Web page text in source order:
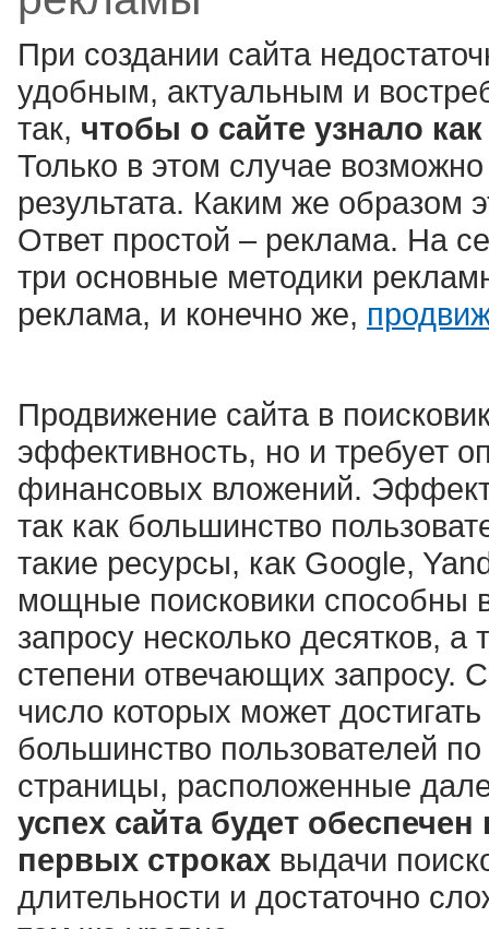
При создании сайта
удобным, актуальным и
так, чтобы о сайте узнало
Только в этом случае
результата. Каким же образом
Ответ простой – реклама. На
три основные методики
реклама, и конечно же,
Продвижение сайта в
эффективность, но и требует
финансовых вложений.
так как большинство
такие ресурсы, как Google,
мощные поисковики способны
запросу несколько десятков, а
степени отвечающих запросу.
число которых может
большинство пользователей
страницы, расположенные
успех сайта будет
первых строках выдачи
длительности и достаточно